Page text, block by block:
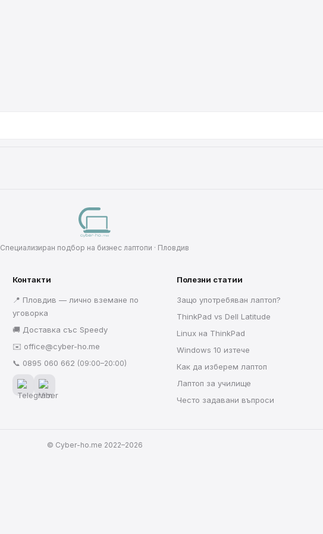
Специализиран подбор на бизнес лаптопи · Пловдив
Контакти
📍 Пловдив — лично вземане по
уговорка
🚚 Доставка със Speedy
✉️ office@cyber-ho.me
📞 0895 060 662 (09:00–20:00)
Полезни статии
Защо употребяван лаптоп?
ThinkPad vs Dell Latitude
Linux на ThinkPad
Windows 10 изтече
Как да изберем лаптоп
Лаптоп за училище
Често задавани въпроси
© Cyber-ho.me 2022–2026